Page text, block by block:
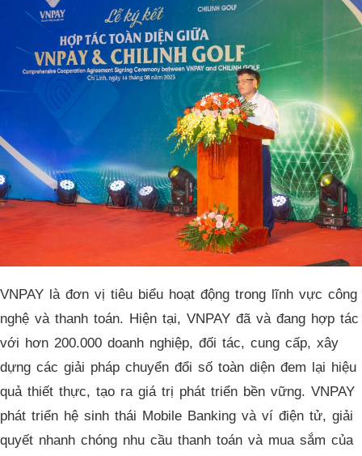
VNPAY là đơn vị tiêu biểu hoạt động trong lĩnh vực công
nghệ và thanh toán. Hiện tại, VNPAY đã và đang hợp tác
với hơn 200.000 doanh nghiệp, đối tác, cung cấp, xây
dựng các giải pháp chuyển đổi số toàn diện đem lại hiệu
quả thiết thực, tạo ra giá trị phát triển bền vững. VNPAY
phát triển hệ sinh thái Mobile Banking và ví điện tử, giải
quyết nhanh chóng nhu cầu thanh toán và mua sắm của